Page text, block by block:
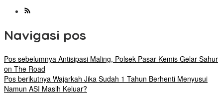
Navigasi pos
Pos sebelumnya Antisipasi Maling, Polsek Pasar Kemis Gelar Sahur
on The Road
Pos berikutnya Wajarkah Jika Sudah 1 Tahun Berhenti Menyusui
Namun ASI Masih Keluar?